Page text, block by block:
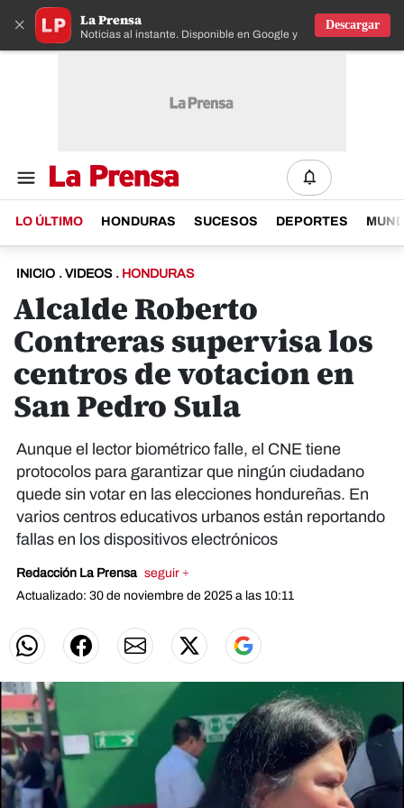
× La Prensa
Noticias al instante. Disponible en Google y IOS
Descargar
LO ÚLTIMO HONDURAS SUCESOS DEPORTES
INICIO . VIDEOS . HONDURAS
Alcalde Roberto
Contreras supervisa los
centros de votacion en
San Pedro Sula
Aunque el lector biométrico falle, el CNE tiene
protocolos para garantizar que ningún ciudadano
quede sin votar en las elecciones hondureñas. En
varios centros educativos urbanos están reportando
fallas en los dispositivos electrónicos
Redacción La Prensa seguir +
Actualizado: 30 de noviembre de 2025 a las 10:11